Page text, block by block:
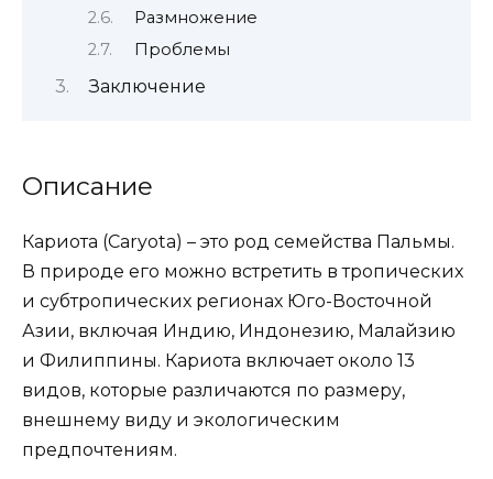
Размножение
Проблемы
Заключение
Описание
Кариота (Caryota) – это род семейства Пальмы.
В природе его можно встретить в тропических
и субтропических регионах Юго-Восточной
Азии, включая Индию, Индонезию, Малайзию
и Филиппины. Кариота включает около 13
видов, которые различаются по размеру,
внешнему виду и экологическим
предпочтениям.